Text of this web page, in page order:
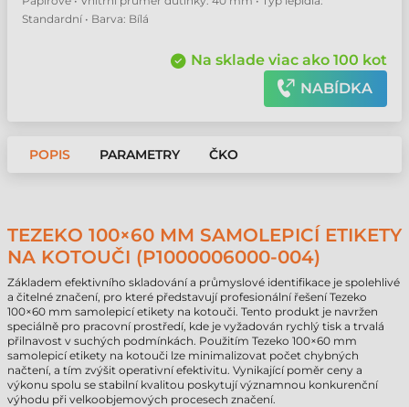
Standardní • Barva: Bílá
Na sklade viac ako 100 kot
NABÍDKA
POPIS PARAMETRY ČKO
TEZEKO 100×60 MM SAMOLEPICÍ ETIKETY
NA KOTOUČI (P1000006000-004)
Základem efektivního skladování a průmyslové identifikace je spolehlivé
a čitelné značení, pro které představují profesionální řešení Tezeko
100×60 mm samolepicí etikety na kotouči. Tento produkt je navržen
speciálně pro pracovní prostředí, kde je vyžadován rychlý tisk a trvalá
přilnavost v suchých podmínkách. Použitím Tezeko 100×60 mm
samolepicí etikety na kotouči lze minimalizovat počet chybných
načtení, a tím zvýšit operativní efektivitu. Vynikající poměr ceny a
výkonu spolu se stabilní kvalitou poskytují významnou konkurenční
výhodu při velkoobjemových procesech značení.